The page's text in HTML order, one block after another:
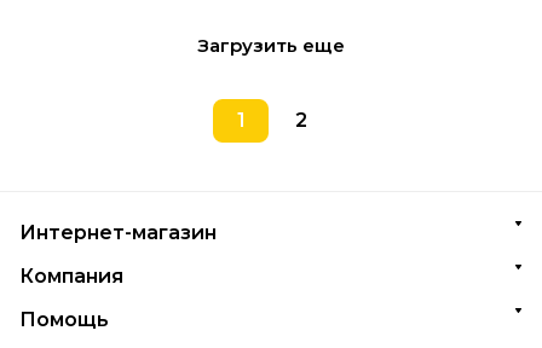
Загрузить еще
1 2
Интернет-магазин
Компания
Помощь